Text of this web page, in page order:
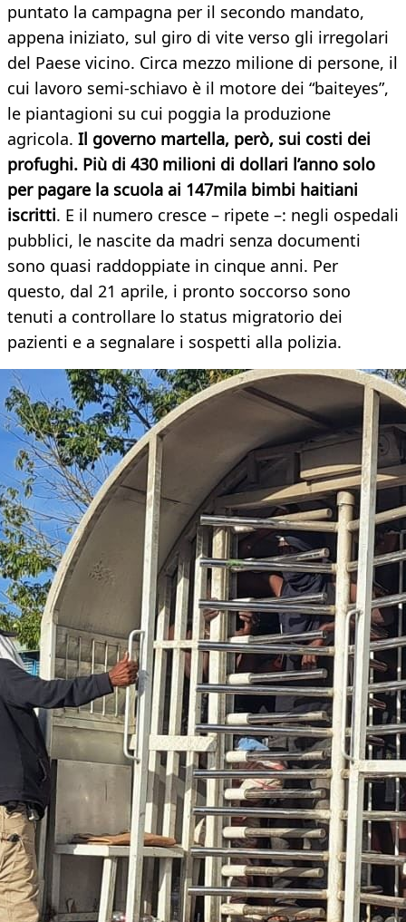
puntato la campagna per il secondo mandato,
appena iniziato, sul giro di vite verso gli irregolari
del Paese vicino. Circa mezzo milione di persone, il
cui lavoro semi-schiavo è il motore dei “baiteyes”,
le piantagioni su cui poggia la produzione
agricola. Il governo martella, però, sui costi dei
profughi. Più di 430 milioni di dollari l’anno solo
per pagare la scuola ai 147mila bimbi haitiani
iscritti. E il numero cresce – ripete –: negli ospedali
pubblici, le nascite da madri senza documenti
sono quasi raddoppiate in cinque anni. Per
questo, dal 21 aprile, i pronto soccorso sono
tenuti a controllare lo status migratorio dei
pazienti e a segnalare i sospetti alla polizia.